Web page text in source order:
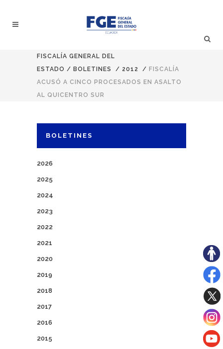
FISCALÍA GENERAL DEL
ESTADO / BOLETINES / 2012 / FISCALÍA
ACUSÓ A CINCO PROCESADOS EN ASALTO
AL QUICENTRO SUR
BOLETINES
2026
2025
2024
2023
2022
2021
2020
2019
2018
2017
2016
2015